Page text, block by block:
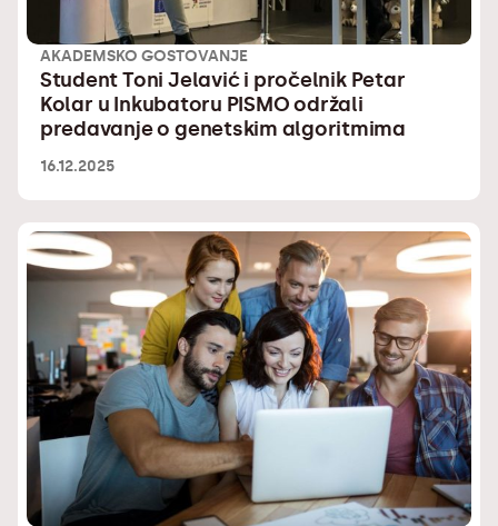
AKADEMSKO GOSTOVANJE
Student Toni Jelavić i pročelnik Petar
Kolar u Inkubatoru PISMO održali
predavanje o genetskim algoritmima
16.12.2025